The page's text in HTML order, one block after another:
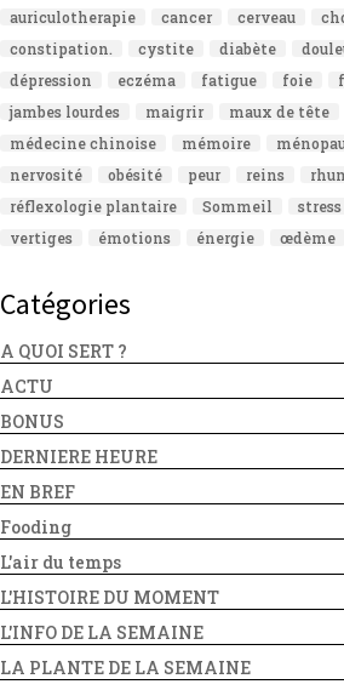
auriculotherapie
cancer cerveau
constipation.
cystite diabète
dépression
eczéma fatigue foie
jambes lourdes
maigrir maux de tête
médecine chinoise
mémoire
nervosité
obésité peur reins
réflexologie plantaire
Sommeil stress
vertiges
émotions énergie œdème
Catégories
A QUOI SERT ?
ACTU
BONUS
DERNIERE HEURE
EN BREF
Fooding
L'air du temps
L'HISTOIRE DU MOMENT
L'INFO DE LA SEMAINE
LA PLANTE DE LA SEMAINE